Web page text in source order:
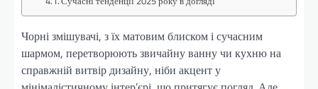
Чорні змішувачі, з їх матовим блиском і сучасним
шармом, перетворюють звичайну ванну чи кухню на
справжній витвір дизайну, ніби акцент у